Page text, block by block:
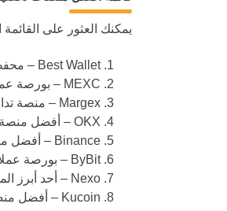
يمكنك العثور على
Best Wallet – محفظة عملات رقمية تقدم منصة BEST Dex لتداول وتحصيص العملات الرقمية الناشئة
MEXC – بورصة عملات رقمية تتيح لك تحصيص الرموز لكسب مكافآت سلبية
Margex – منصة تداول عملات رقمية لامركزية من خيارات تحصيص متعددة
OKX – أفضل منصة تحصيص عملات رقمية من حيث خيارات القفل
Binance – أفضل منصة تحصيص عملات رقمية من حيث نسبة الفائدة السنوية
ByBit – بورصة عملات رقمية معتمدة توفر لك إمكانية تحصيص العملات الرقمية الراسخة
Nexo – أحد أبرز المحطات الاستثمارية للمتداولين العرب
Kucoin – أفضل منصة تحصيص عملات رقمية من حيث السيولة وأحجام التداول